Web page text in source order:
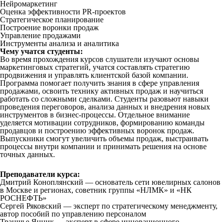
Нейромаркетинг
Оценка эффективности PR-проектов
Стратегическое планирование
Построение воронки продаж
Управление продажами
Инструменты анализа и аналитика
Чему учатся студенты:
Во время прохождения курсов слушатели изучают основы
маркетинговых стратегий, учатся составлять стратегию
продвижения и управлять клиентской базой компании.
Программа помогает получить знания в сфере управления
продажами, освоить технику активных продаж и научиться
работать со сложными сделками. Студенты разовьют навыки
проведения переговоров, анализа данных и внедрения новых
инструментов в бизнес-процессы. Отдельное внимание
уделяется мотивации сотрудников, формированию команды
продавцов и построению эффективных воронок продаж.
Выпускники смогут увеличить объемы продаж, выстраивать
процессы внутри компании и принимать решения на основе
точных данных.
Преподаватели курса:
Дмитрий Коноплянский — основатель сети ювелирных салонов
в Москве и регионах, советник группы «НЛМК» и «НК
РОСНЕФТЬ»
Сергей Ряковский — эксперт по стратегическому менеджменту,
автор пособий по управлению персоналом